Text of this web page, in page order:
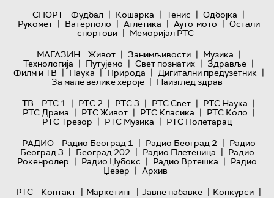
СПОРТ
Фудбал | Кошарка | Тенис | Одбојка |
Рукомет | Ватерполо | Атлетика | Ауто-мото | Остали
спортови | Меморијал РТС
МАГАЗИН
Живот | Занимљивости | Музика |
Технологијa | Путујемо | Свет познатих | Здравље |
Филм и ТВ | Наука | Природа | Дигитални предузетник |
За мале велике хероје | Наизглед здрав
ТВ
РТС 1 | РТС 2 | РТС 3 | РТС Свет | РТС Наука |
РТС Драма | РТС Живот | РТС Класика | РТС Коло |
РТС Трезор | РТС Музика | РТС Полетарац
РАДИО
Радио Београд 1 | Радио Београд 2 | Радио
Београд 3 | Београд 202 | Радио Плетеница | Радио
Рокенролер | Радио Џубокс | Радио Вртешка | Радио
Џезер | Архив
РТС
Контакт | Маркетинг | Јавне набавке | Конкурси |